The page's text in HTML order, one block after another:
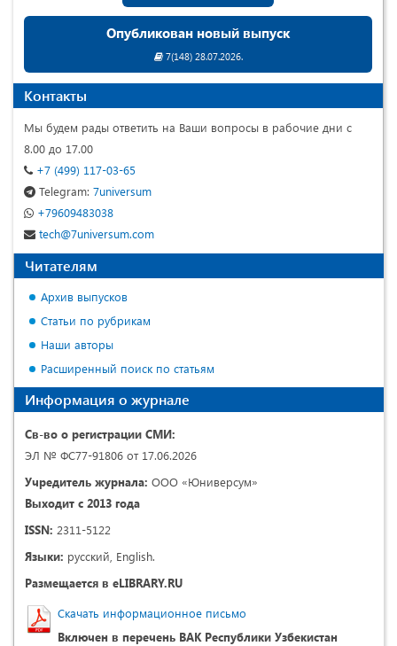
Опубликован новый выпуск
7(148) 28.07.2026.
Контакты
Мы будем рады ответить на Ваши вопросы в рабочие дни с
8.00 до 17.00
+7 (499) 117-03-65
Telegram: 7universum
+79609483038
tech@7universum.com
Читателям
Архив выпусков
Статьи по рубрикам
Наши авторы
Расширенный поиск по статьям
Информация о журнале
Св-во о регистрации СМИ:
ЭЛ № ФС77-91806 от 17.06.2026
Учредитель журнала: ООО «Юниверсум»
Выходит с 2013 года
ISSN: 2311-5122
Языки: русский, English.
Размещается в eLIBRARY.RU
Скачать информационное письмо
Включен в перечень ВАК Республики Узбекистан